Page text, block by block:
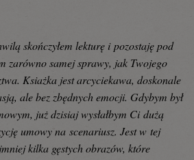
skończyłem lekturę i pozostaję pod
zarówno samej sprawy, jak Twojego
Ksiażka jest arcyciekawa, doskonale
ale bez zbędnych emocji. Gdybym był
już dzisiaj wysłałbym Ci dużą
umowy na scenariusz. Jest w tej
kilka gęstych obrazów, które